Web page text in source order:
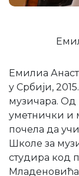
Емилиа
у Србији,
музичара. Од
уметнички и
почела да
Школе за
студира код